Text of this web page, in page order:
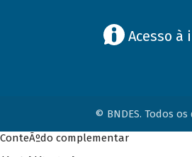
Acesso à
© BNDES. Todos
ConteÃºdo complementar